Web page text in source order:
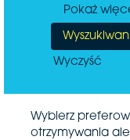
Pokaż
Wyczyść
Wybierz
otrzymywania